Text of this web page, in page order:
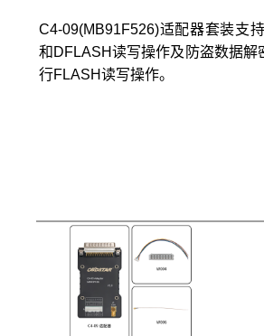
C4-09(MB91F526)适配器套装支
和DFLASH读写操作及防盗数据
行FLASH读写操作。